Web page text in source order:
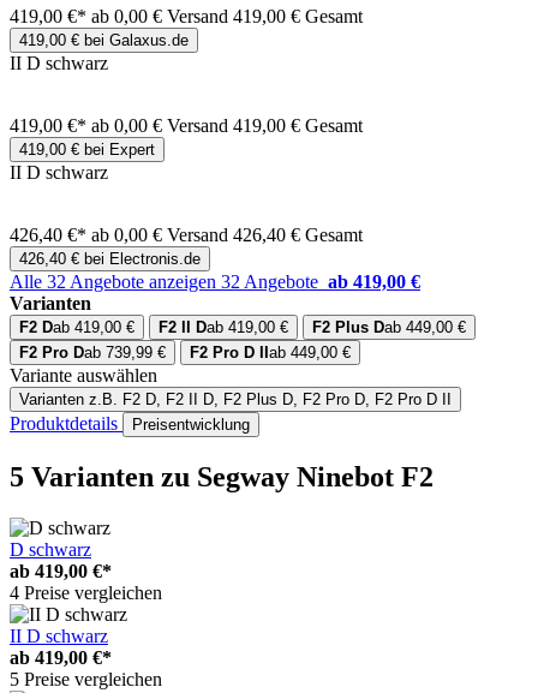
419,00 €* ab 0,00 € Versand 419,00 € Gesamt
419,00 € bei Galaxus.de
II D schwarz
419,00 €* ab 0,00 € Versand 419,00 € Gesamt
419,00 € bei Expert
II D schwarz
426,40 €* ab 0,00 € Versand 426,40 € Gesamt
426,40 € bei Electronis.de
Alle 32 Angebote anzeigen 32 Angebote ab 419,00 €
Varianten
F2 Dab 419,00 € F2 II Dab 419,00 € F2 Plus Dab 449,00 €
F2 Pro Dab 739,99 € F2 Pro D II ab 449,00 €
Variante auswählen
Varianten z.B. F2 D, F2 II D, F2 Plus D, F2 Pro D, F2 Pro D II
Produktdetails Preisentwicklung
5 Varianten zu Segway Ninebot F2
D schwarz
ab 419,00 €*
4 Preise vergleichen
II D schwarz
ab 419,00 €*
5 Preise vergleichen